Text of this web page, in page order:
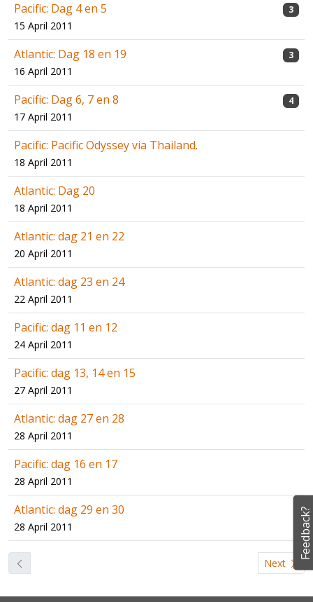
Pacific: Dag 4 en 5
15 April 2011
3
Atlantic: Dag 18 en 19
16 April 2011
3
Pacific: Dag 6, 7 en 8
17 April 2011
4
Pacific: Pacific Odyssey via Thailand.
18 April 2011
Atlantic: Dag 20
18 April 2011
Atlantic: dag 21 en 22
20 April 2011
Atlantic: dag 23 en 24
22 April 2011
Pacific: dag 11 en 12
24 April 2011
Pacific: dag 13, 14 en 15
27 April 2011
Atlantic: dag 27 en 28
28 April 2011
Pacific: dag 16 en 17
28 April 2011
Atlantic: dag 29 en 30
28 April 2011
Next
Feedback?